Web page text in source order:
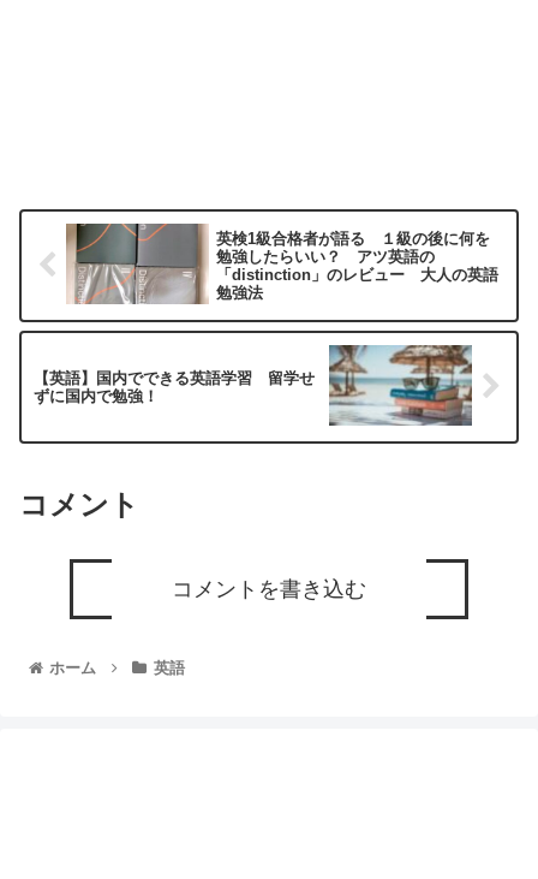
英検1級合格者が語る １級の後に何を
勉強したらいい？ アツ英語の
「distinction」のレビュー 大人の英語
勉強法
【英語】国内でできる英語学習 留学せ
ずに国内で勉強！
コメント
コメントを書き込む
ホーム 英語